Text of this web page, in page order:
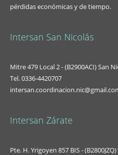
pérdidas económicas y de tiempo.
Intersan San Nicolás
Mitre 479 Local 2 - (B2900ACI) San
Tel. 0336-4420707
Intersan Zárate
Pte. H. Yrigoyen 857 BIS -